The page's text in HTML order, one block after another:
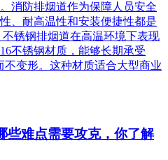
消防排烟道作为保障人员安全
、耐高温性和安装便捷性都是
锈钢排烟道在高温环境下表现
不锈钢材质，能够长期承受
变形。这种材质适合大型商业
些难点需要攻克，你了解